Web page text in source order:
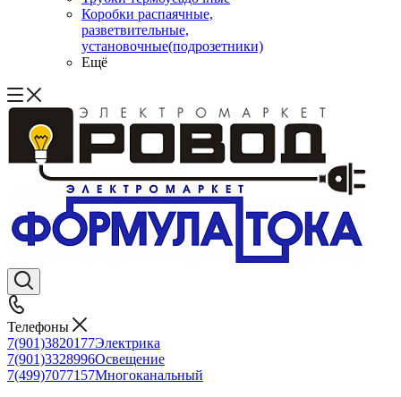
Коробки распаячные,
разветвительные,
установочные(подрозетники)
Ещё
Телефоны
7(901)3820177Электрика
7(901)3328996Освещение
7(499)7077157Многоканальный